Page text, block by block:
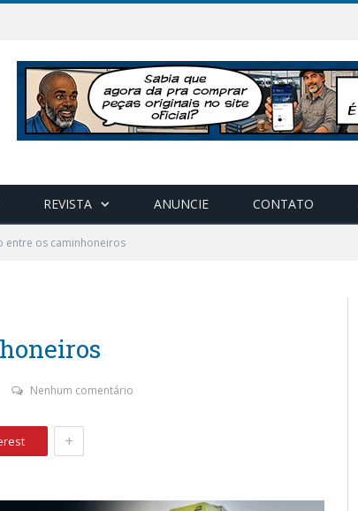
REVISTA ANUNCIE CONTATO
entre os caminhoneiros
Nenhum comentário
+